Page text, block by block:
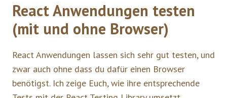
React Anwendungen testen
(mit und ohne Browser)
React Anwendungen lassen sich sehr gut testen, und
zwar auch ohne dass du dafür einen Browser
benötigst. Ich zeige Euch, wie ihre entsprechende